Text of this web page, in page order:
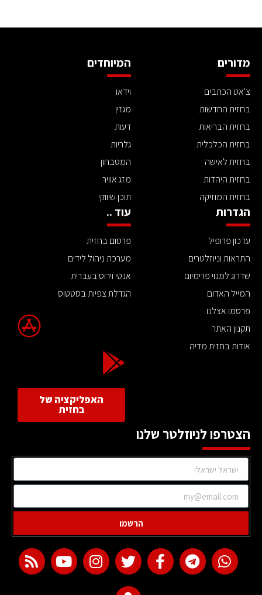
מדורים
צ'אט הכתבים
בחזית החדשות
בחזית הבריאות
בחזית הכלכלית
בחזית לאישה
בחזית היהדות
בחזית המוזיקה
המיוחדים
וידאו
מגזין
דעות
גלריות
המטבחון
מזג אוויר
תוכן שיווקי
הגדרות
עדכון פרופיל
התראות וניוזלטרים
שדרוג למנוי פרימיום
המייל האדום
פרסמו אצלנו
תקנון האתר
אודות בחזית מדיה
עוד ..
פרסום בחזית
מערכת ניהול לידים
אנטי וירוס בעברית
הגדלת צפיות בסטטוס
האפליקציה של
בחזית
הצטרפו לניוזלטר שלנו
הרשמו